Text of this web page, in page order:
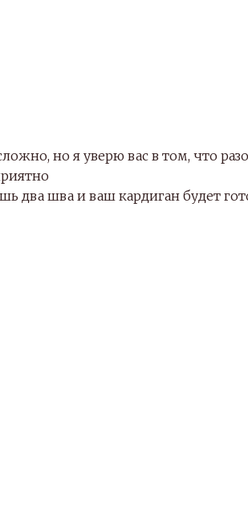
но я уверю вас в том, что
два шва и ваш кардиган будет